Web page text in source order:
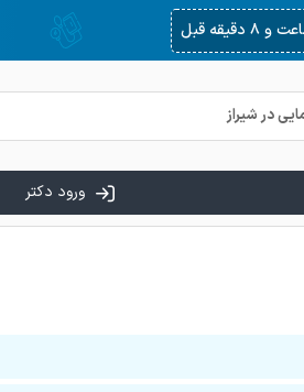
ورود دکتر